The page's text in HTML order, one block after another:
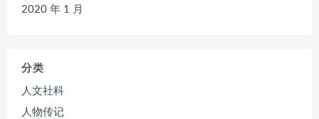
2020 年 1 月
分类
人文社科
人物传记